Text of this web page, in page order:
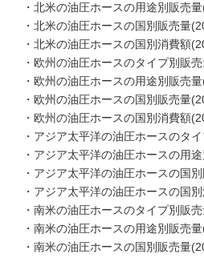
・北米の油圧ホースの用途別販売
・北米の油圧ホースの国別販売量
・北米の油圧ホースの国別消費額
・欧州の油圧ホースのタイプ別販
・欧州の油圧ホースの用途別販売
・欧州の油圧ホースの国別販売量
・欧州の油圧ホースの国別消費額
・アジア太平洋の油圧ホースのタ
・アジア太平洋の油圧ホースの用
・アジア太平洋の油圧ホースの国
・アジア太平洋の油圧ホースの国
・南米の油圧ホースのタイプ別販
・南米の油圧ホースの用途別販売
・南米の油圧ホースの国別販売量